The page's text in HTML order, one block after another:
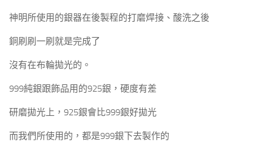
神明所使用的銀器在後製程的打磨焊接、酸洗之後
銅刷刷一刷就是完成了
沒有在布輪拋光的。
999純銀跟飾品用的925銀，硬度有差
研磨拋光上，925銀會比999銀好拋光
而我們所使用的，都是999銀下去製作的